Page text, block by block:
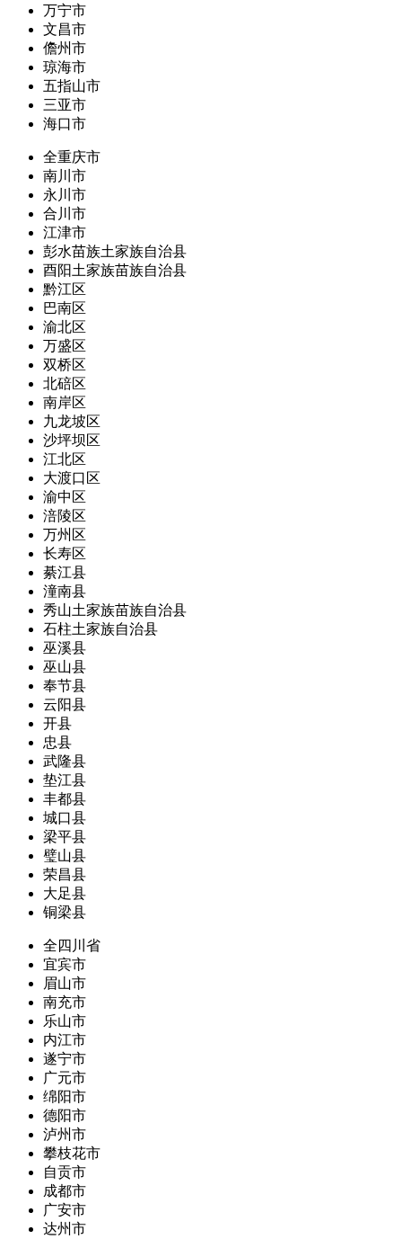
万宁市
文昌市
儋州市
琼海市
五指山市
三亚市
海口市
全重庆市
南川市
永川市
合川市
江津市
彭水苗族土家族自治县
酉阳土家族苗族自治县
黔江区
巴南区
渝北区
万盛区
双桥区
北碚区
南岸区
九龙坡区
沙坪坝区
江北区
大渡口区
渝中区
涪陵区
万州区
长寿区
綦江县
潼南县
秀山土家族苗族自治县
石柱土家族自治县
巫溪县
巫山县
奉节县
云阳县
开县
忠县
武隆县
垫江县
丰都县
城口县
梁平县
璧山县
荣昌县
大足县
铜梁县
全四川省
宜宾市
眉山市
南充市
乐山市
内江市
遂宁市
广元市
绵阳市
德阳市
泸州市
攀枝花市
自贡市
成都市
广安市
达州市